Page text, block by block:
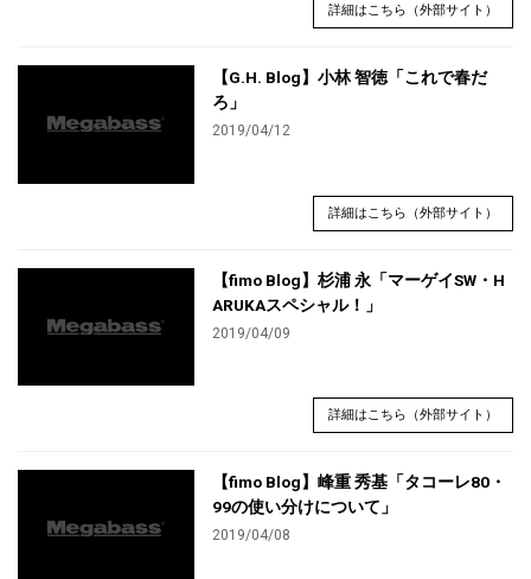
詳細はこちら（外部サイト）
【G.H. Blog】小林 智徳「これで春だ
ろ」
2019/04/12
詳細はこちら（外部サイト）
【fimo Blog】杉浦 永「マーゲイSW・H
ARUKAスペシャル！」
2019/04/09
詳細はこちら（外部サイト）
【fimo Blog】峰重 秀基「タコーレ80・
99の使い分けについて」
2019/04/08